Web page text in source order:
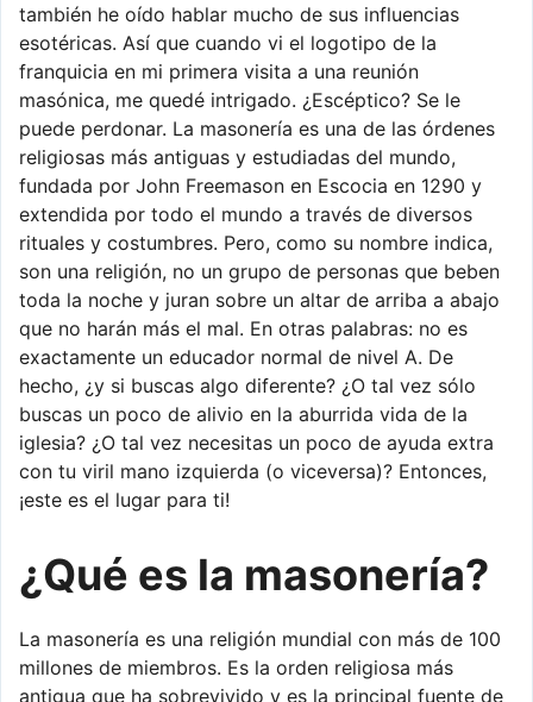
también he oído hablar mucho de sus influencias
esotéricas. Así que cuando vi el logotipo de la
franquicia en mi primera visita a una reunión
masónica, me quedé intrigado. ¿Escéptico? Se le
puede perdonar. La masonería es una de las órdenes
religiosas más antiguas y estudiadas del mundo,
fundada por John Freemason en Escocia en 1290 y
extendida por todo el mundo a través de diversos
rituales y costumbres. Pero, como su nombre indica,
son una religión, no un grupo de personas que beben
toda la noche y juran sobre un altar de arriba a abajo
que no harán más el mal. En otras palabras: no es
exactamente un educador normal de nivel A. De
hecho, ¿y si buscas algo diferente? ¿O tal vez sólo
buscas un poco de alivio en la aburrida vida de la
iglesia? ¿O tal vez necesitas un poco de ayuda extra
con tu viril mano izquierda (o viceversa)? Entonces,
¡este es el lugar para ti!
¿Qué es la masonería?
La masonería es una religión mundial con más de 100
millones de miembros. Es la orden religiosa más
antigua que ha sobrevivido y es la principal fuente de